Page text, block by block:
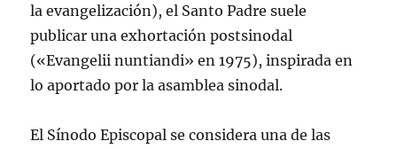
la evangelización), el Santo Padre suele
publicar una exhortación postsinodal
(«Evangelii nuntiandi» en 1975), inspirada en
lo aportado por la asamblea sinodal.
El Sí­nodo Episcopal se considera una de las